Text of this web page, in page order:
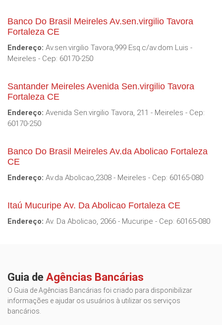
Banco Do Brasil Meireles Av.sen.virgilio Tavora
Fortaleza CE
Endereço: Av.sen.virgilio Tavora,999 Esq.c/av.dom Luis -
Meireles - Cep: 60170-250
Santander Meireles Avenida Sen.virgilio Tavora
Fortaleza CE
Endereço: Avenida Sen.virgilio Tavora, 211 - Meireles - Cep:
60170-250
Banco Do Brasil Meireles Av.da Abolicao Fortaleza
CE
Endereço: Av.da Abolicao,2308 - Meireles - Cep: 60165-080
Itaú Mucuripe Av. Da Abolicao Fortaleza CE
Endereço: Av. Da Abolicao, 2066 - Mucuripe - Cep: 60165-080
Guia de Agências Bancárias
O Guia de Agências Bancárias foi criado para disponibilizar
informações e ajudar os usuários à utilizar os serviços
bancários.